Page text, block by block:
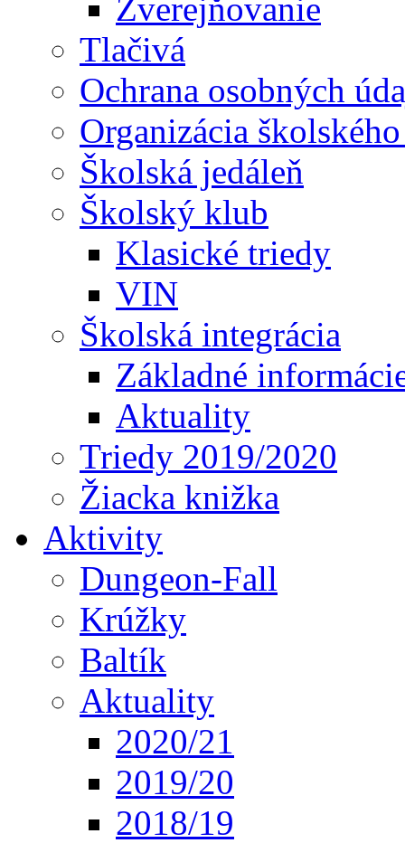
Zverejňovanie
Tlačivá
Ochrana osobných
Organizácia
Školská jedáleň
Školský klub
Klasické triedy
VIN
Školská integrácia
Základné
Aktuality
Triedy 2019/2020
Žiacka knižka
Aktivity
Dungeon-Fall
Krúžky
Baltík
Aktuality
2020/21
2019/20
2018/19